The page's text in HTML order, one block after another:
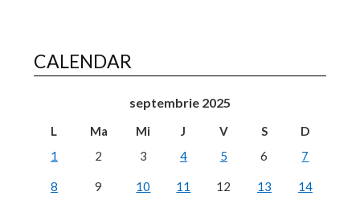
CALENDAR
septembrie 2025
L Ma Mi J V S
D
1
2 3 4 5 6 7
8 9 10 11 12 13 14